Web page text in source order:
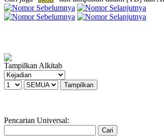
Tampilkan Alkitab
Pencarian Universal: